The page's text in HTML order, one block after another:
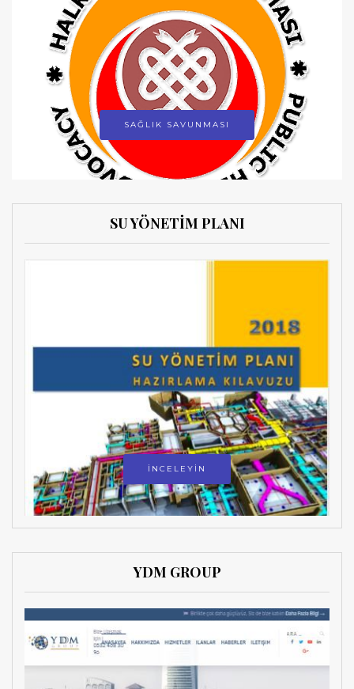
SAĞLIK SAVUNMASI
SU YÖNETİM PLANI
İNCELEYİN
YDM GROUP